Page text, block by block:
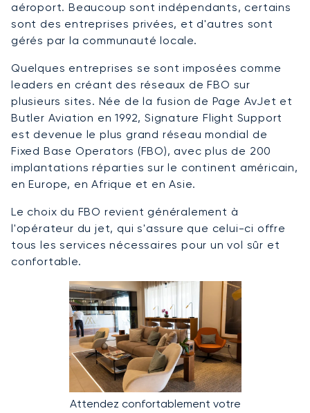
aéroport. Beaucoup sont indépendants, certains
sont des entreprises privées, et d'autres sont
gérés par la communauté locale.
Quelques entreprises se sont imposées comme
leaders en créant des réseaux de FBO sur
plusieurs sites. Née de la fusion de Page AvJet et
Butler Aviation en 1992, Signature Flight Support
est devenue le plus grand réseau mondial de
Fixed Base Operators (FBO), avec plus de 200
implantations réparties sur le continent américain,
en Europe, en Afrique et en Asie.
Le choix du FBO revient généralement à
l'opérateur du jet, qui s'assure que celui-ci offre
tous les services nécessaires pour un vol sûr et
confortable.
Attendez confortablement votre